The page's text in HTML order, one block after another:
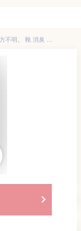
[リゲッタ] ケア用品 DP-1 携帯消臭パウダー ニオイ行方不明。 靴 消臭 足の臭い対策 フットケア 個包装 持ち運び 日本製